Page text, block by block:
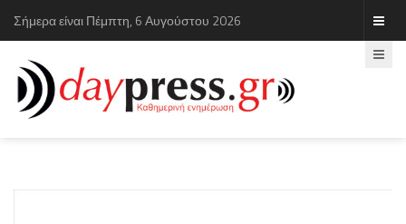
Σήμερα είναι Πέμπτη, 6 Αυγούστου 2026